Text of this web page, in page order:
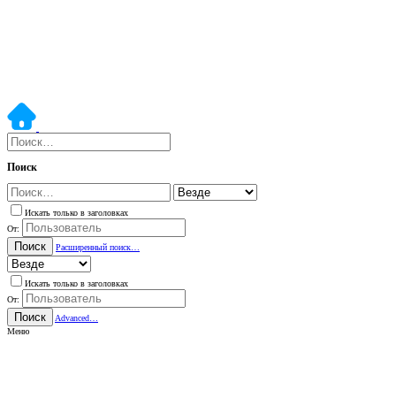
Поиск
Искать только в заголовках
От:
Поиск Расширенный поиск…
Искать только в заголовках
От:
Поиск
Advanced…
Меню